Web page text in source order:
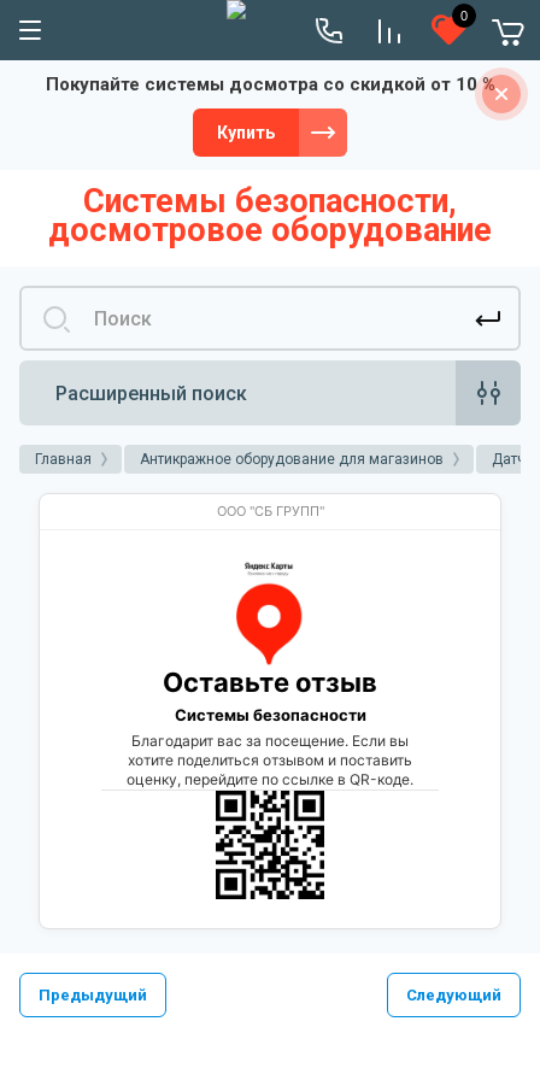
Покупайте системы досмотра со скидкой от 10 %
Купить
0
Системы безопасности,
досмотровое оборудование
Расширенный поиск
Главная Антикражное оборудование для магазинов
ООО "СБ ГРУПП"
Оставьте отзыв
Системы безопасности
Благодарит вас за посещение. Если вы
хотите поделиться отзывом и поставить
оценку, перейдите по ссылке в QR-коде.
Предыдущий Следующий